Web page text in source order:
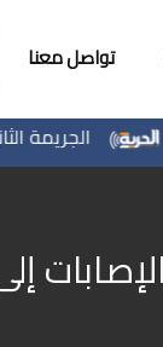
تواصل معنا
الجريمة الثانية